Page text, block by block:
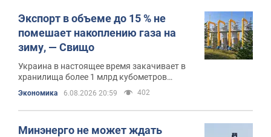
Экспорт в объеме до 15 % не
помешает накоплению газа на
зиму, — Свищо
Украина в настоящее время закачивает в
хранилища более 1 млрд кубометров
Экономика 6.08.2026 20:59 402
Минэнерго не может ждать